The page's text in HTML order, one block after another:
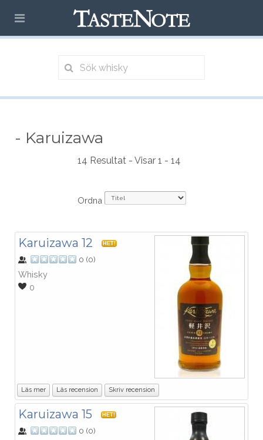
- Karuizawa
14 Resultat - Visar 1 - 14
Ordna
Karuizawa 12 HET!
0 (0)
Whisky
0
Läs mer Läs recension Skriv recension
Karuizawa 15 HET!
0 (0)